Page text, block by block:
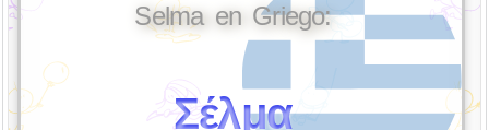
Selma en Griego:
Σέλμα